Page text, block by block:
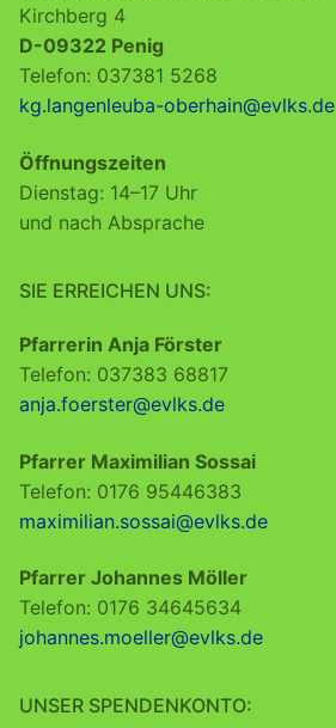
Kirchberg 4
D-09322 Penig
Telefon: 037381 5268
kg.langenleuba-oberhain@evlks.de
Öffnungszeiten
Dienstag: 14–17 Uhr
und nach Absprache
SIE ERREICHEN UNS:
Pfarrerin Anja Förster
Telefon: 037383 68817
anja.foerster@evlks.de
Pfarrer Maximilian Sossai
Telefon: 0176 95446383
maximilian.sossai@evlks.de
Pfarrer Johannes Möller
Telefon: 0176 34645634
johannes.moeller@evlks.de
UNSER SPENDENKONTO: